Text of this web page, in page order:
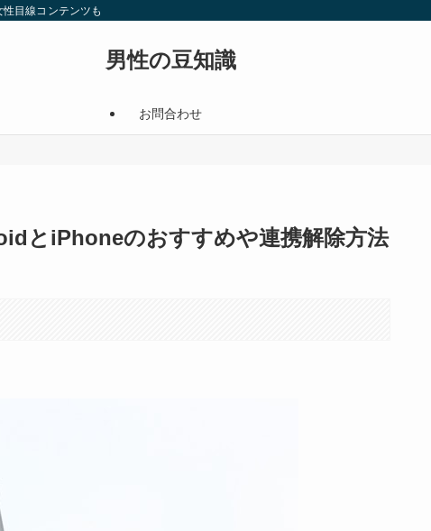
目線コンテンツも
男性の豆知識
お問合わせ
とiPhoneのおすすめや連携解除方法